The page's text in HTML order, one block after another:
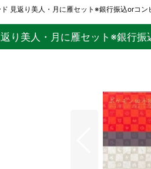
見返り美人・月に雁セット※銀行振込orコン
り美人・月に雁セット※銀行振